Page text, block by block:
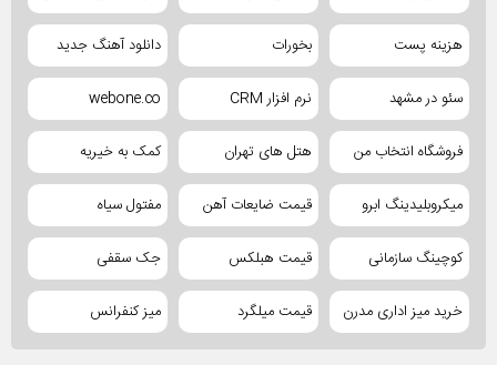
هزینه پست بخورات دانلود آهنگ جدید
سئو در مشهد نرم افزار CRM webone.co
فروشگاه انتخاب من هتل های تهران کمک به خیریه
میکروبلیدینگ ابرو قیمت ضایعات آهن مفتول سیاه
کوچینگ سازمانی قیمت هبلکس جک سقفی
خرید میز اداری مدرن قیمت میلگرد میز کنفرانس